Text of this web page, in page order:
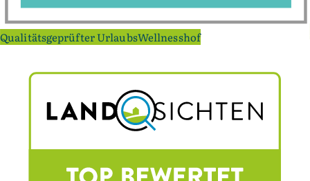
Qualitätsgeprüfter UrlaubsWellnesshof